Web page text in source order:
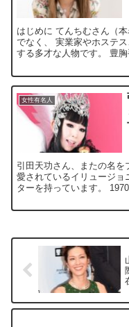
はじめに てんちむさん（
でなく、 実業家やホステ
する多才な人物です。 豊
女性有名人
引田天功さん、またの名
愛されているイリュージョ
ターを持っています。